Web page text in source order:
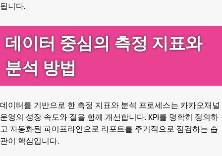
됩니다.
데이터 중심의 측정 지표와
분석 방법
데이터를 기반으로 한 측정 지표와 분석 프로세스는 카카오채널
운영의 성장 속도와 질을 함께 개선합니다. KPI를 명확히 정의하
고 자동화된 파이프라인으로 리포트를 주기적으로 점검하는 습
관이 핵심입니다.